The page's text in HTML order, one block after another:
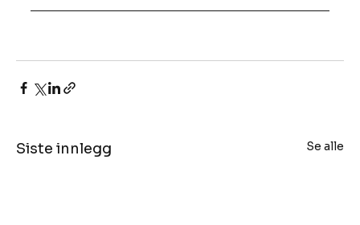
Siste innlegg Se alle